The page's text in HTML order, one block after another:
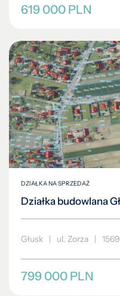
619 000 PLN
DZIAŁKA NA SPRZEDAŻ
Działka budowlana
Głusk | ul. Zorza |
799 000 PLN